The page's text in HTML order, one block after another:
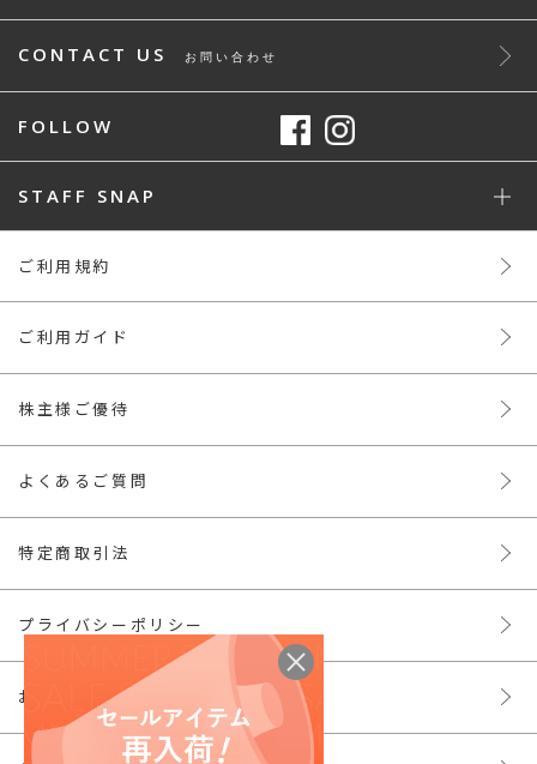
CONTACT US お問い合わせ
FOLLOW
STAFF SNAP
ご利用規約
ご利用ガイド
株主様ご優待
よくあるご質問
特定商取引法
プライバシーポリシー
お問い合わせ